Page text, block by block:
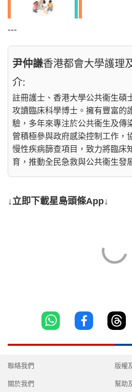
---
尹仲謙香港都會大學護理
介:
註冊護士、香港大學公共衞生碩
攻讀臨床科學博士。擁有豐富的
驗，多年來專注於公共衞生及傳
曾積極參與政府感染控制工作，
慢性疾病篩查項目，致力將臨床
育，推動全民急救與公共衞生發
↓立即下載星島頭條App↓
聯絡我們
關於我們
版權
幫助